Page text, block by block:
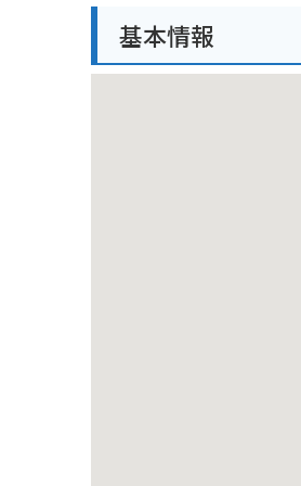
近は風が強いことが多いの
基本情報